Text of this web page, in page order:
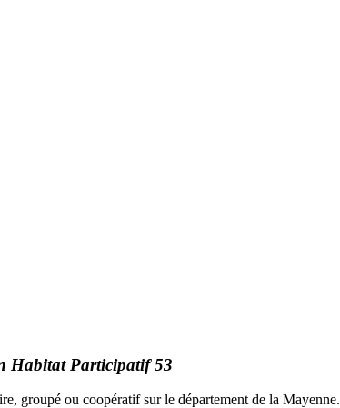
Habitat Participatif 53
groupé ou coopératif sur le département de la Mayenne.